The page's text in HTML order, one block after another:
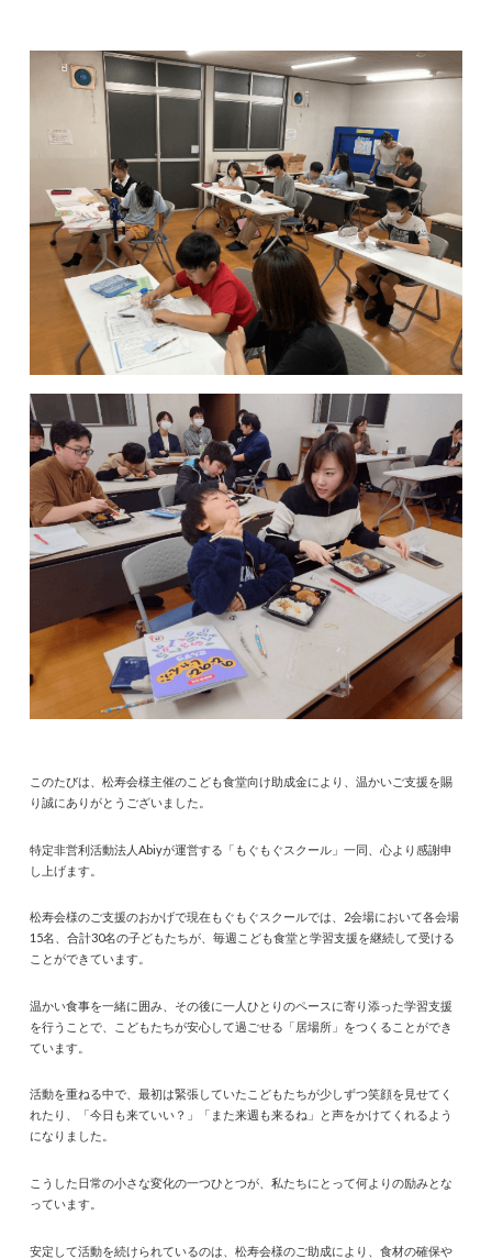
このたびは、松寿会様主催のこども食堂向け助成金により、温かいご支援を賜
り誠にありがとうございました。
特定非営利活動法人Abiyが運営する「もぐもぐスクール」一同、心より感謝申
し上げます。
松寿会様のご支援のおかげで現在もぐもぐスクールでは、2会場において各会場
15名、合計30名の子どもたちが、毎週こども食堂と学習支援を継続して受ける
ことができています。
温かい食事を一緒に囲み、その後に一人ひとりのペースに寄り添った学習支援
を行うことで、こどもたちが安心して過ごせる「居場所」をつくることができ
ています。
活動を重ねる中で、最初は緊張していたこどもたちが少しずつ笑顔を見せてく
れたり、「今日も来ていい？」「また来週も来るね」と声をかけてくれるよう
になりました。
こうした日常の小さな変化の一つひとつが、私たちにとって何よりの励みとな
っています。
安定して活動を続けられているのは、松寿会様のご助成により、食材の確保や